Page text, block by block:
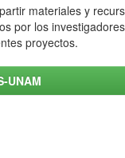
materiales y
por los
proyectos.
UNAM